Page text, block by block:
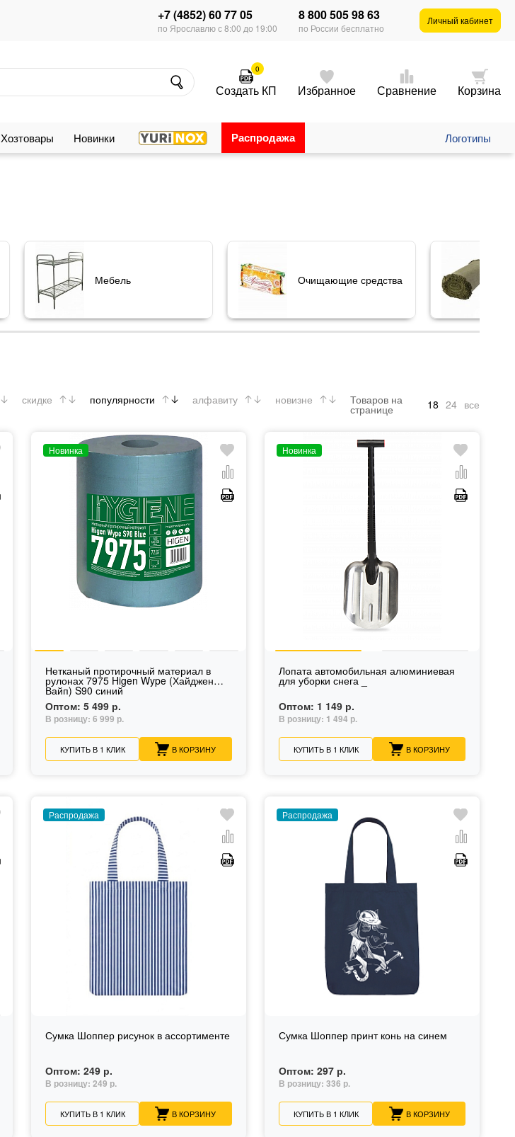
+7 (4852) 60 77 05
по Ярославлю с 8:00 до 19:00
8 800 505 98 63
по России бесплатно
Личный кабинет
0
Создать КП Избранное Сравнение Корзина
Хозтовары Новинки Распродажа Логотипы
Мебель Очищающие средства
скидке популярности алфавиту новизне Товаров на
странице 18 24 все
Новинка
Нетканый протирочный материал в
рулонах 7975 Higen Wype (Хайджен
Вайп) S90 синий
Оптом:5 499 р.
В розницу:6 999 р.
КУПИТЬ В 1 КЛИК В КОРЗИНУ
Новинка
Лопата автомобильная алюминиевая
для уборки снега _
Оптом: 1 149 р.
В розницу: 1 494 р.
КУПИТЬ В 1 КЛИК В КОРЗИНУ
Распродажа
Сумка Шоппер рисунок в ассортименте
Оптом:249 р.
В розницу:249 р.
КУПИТЬ В 1 КЛИК В КОРЗИНУ
Распродажа
Сумка Шоппер принт конь на синем
Оптом:297 р.
В розницу:336 р.
КУПИТЬ В 1 КЛИК В КОРЗИНУ